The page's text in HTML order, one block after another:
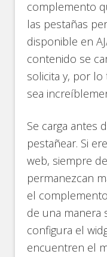
complemento
las pestañas
disponible en
contenido se
solicita y, por
sea
Se carga antes
pestañear. Si
web, siempre
permanezcan
el
de una manera
configura el
encuentren el